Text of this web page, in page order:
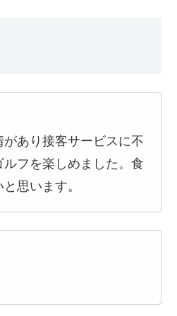
あり接客サービスに不
フを楽しめました。食
思います。